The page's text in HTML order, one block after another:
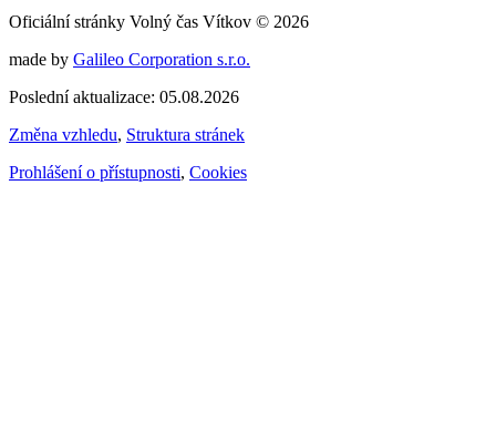
Oficiální stránky Volný čas Vítkov © 2026
made by Galileo Corporation s.r.o.
Poslední aktualizace: 05.08.2026
Změna vzhledu, Struktura stránek
Prohlášení o přístupnosti, Cookies